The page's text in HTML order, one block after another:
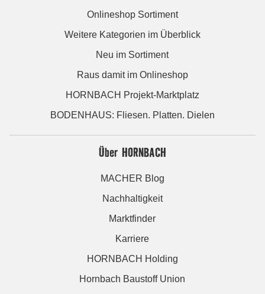
Onlineshop Sortiment
Weitere Kategorien im Überblick
Neu im Sortiment
Raus damit im Onlineshop
HORNBACH Projekt-Marktplatz
BODENHAUS: Fliesen. Platten. Dielen
Über HORNBACH
MACHER Blog
Nachhaltigkeit
Marktfinder
Karriere
HORNBACH Holding
Hornbach Baustoff Union